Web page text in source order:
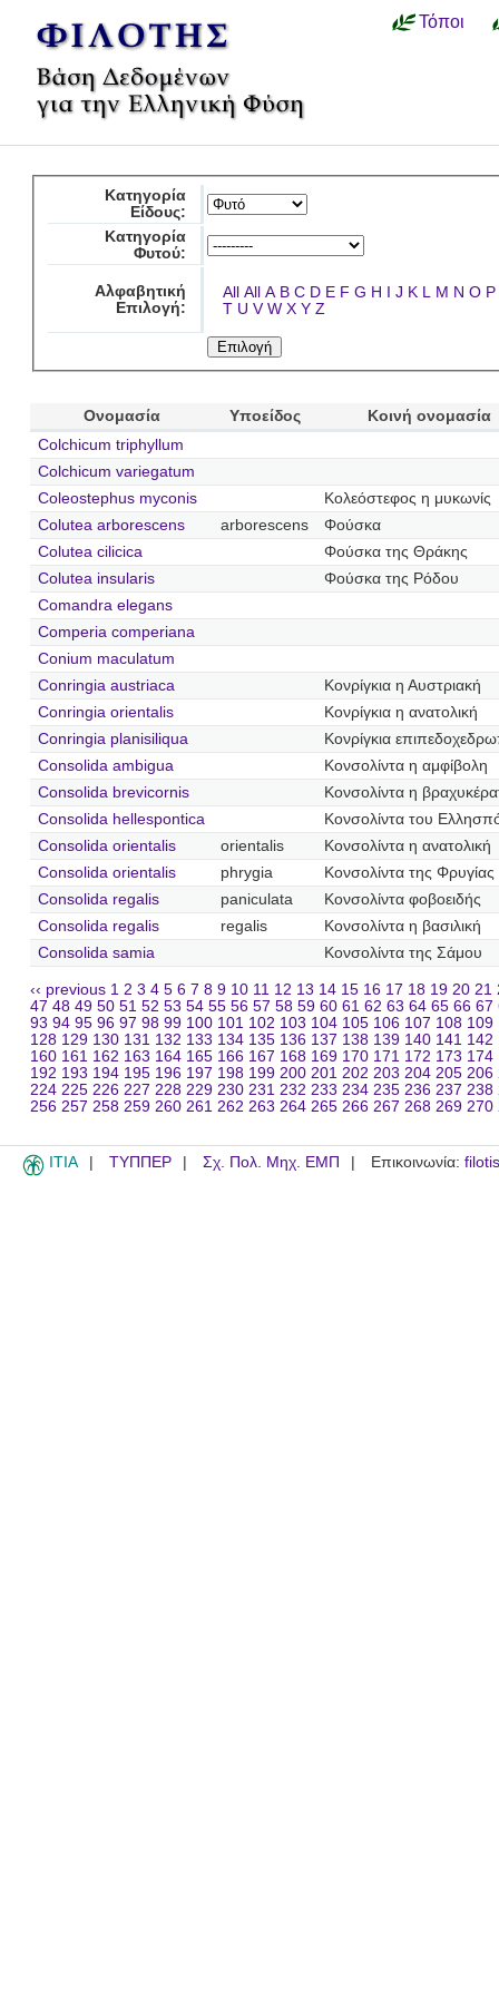
Τόποι
Κατηγορία
Είδους:
Κατηγορία
Φυτού:
Αλφαβητική
Επιλογή:
All All A B C D E F G H I J K L M N O P
T U V W X Y Z
Ονομασία Υποείδος
Κοινή ονομασία
Colchicum triphyllum
Colchicum variegatum
Coleostephus myconis
Κολεόστεφος η μυκωνίς
Colutea arborescens
arborescens
Φούσκα
Colutea cilicica
Φούσκα της Θράκης
Colutea insularis
Φούσκα της Ρόδου
Comandra elegans
Comperia comperiana
Conium maculatum
Conringia austriaca
Κονρίγκια η Αυστριακή
Conringia orientalis
Κονρίγκια η ανατολική
Conringia planisiliqua
Κονρίγκια
Consolida ambigua
Κονσολίντα η αμφίβολη
Consolida brevicornis
Κονσολίντα η
Consolida hellespontica
Κονσολίντα του
Consolida orientalis
orientalis
Κονσολίντα η ανατολική
Consolida orientalis
phrygia
Κονσολίντα της Φρυγίας
Consolida regalis
paniculata
Κονσολίντα φοβοειδής
Consolida regalis
regalis
Κονσολίντα η βασιλική
Consolida samia
Κονσολίντα της Σάμου
‹‹ previous 1 2 3 4 5 6 7 8 9 10 11 12 13 14 15 16 17 18 19 20 21
47 48 49 50 51 52 53 54 55 56 57 58 59 60 61 62 63 64 65 66 67
93 94 95 96 97 98 99 100 101 102 103 104 105 106 107 108 109
128 129 130 131 132 133 134 135 136 137 138 139 140 141 142
160 161 162 163 164 165 166 167 168 169 170 171 172 173 174
192 193 194 195 196 197 198 199 200 201 202 203 204 205 206
224 225 226 227 228 229 230 231 232 233 234 235 236 237 238
256 257 258 259 260 261 262 263 264 265 266 267 268 269 270
ITIA ΤΥΠΠΕΡ Σχ. Πολ. Μηχ. ΕΜΠ Επικοινωνία: